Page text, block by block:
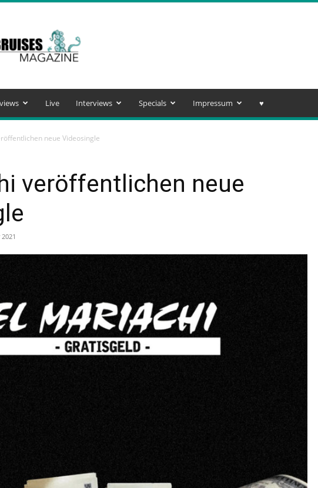
Magazine
Live Interviews Specials Impressum ♥️
neue Videosingle
veröffentlichen neue